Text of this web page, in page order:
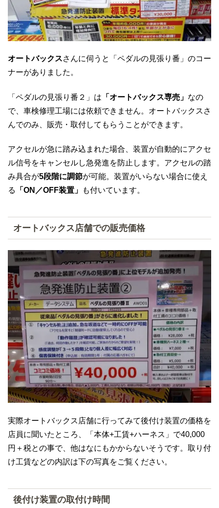
オートバックスさんに伺うと「ペダルの見張り番」のコー
ナーがありました。
「ペダルの見張り番２」は 「オートバックス専売」 なの
で、車検修理工場には依頼できません。オートバックスさ
んでのみ、販売・取付してもらうことができます。
アクセルが急に踏み込まれた場合、装置が自動的にアクセ
ル信号をキャンセルし急発進を防止します。アクセルの踏
み具合が5段階に調節が可能。装置がいらない場合に使え
る
「ON／OFF装置」 も付いています。
オートバックス店舗での販売価格
実際オートバックス店舗に行ってみて後付け装置の価格を
店員に聞いたところ、「本体+工賃+ハーネス」で40,000
円＋税との事で、他はなにもかからないそうです。取り付
け工賃などの内訳は下の写真をご覧ください。
後付け装置の取付け時間